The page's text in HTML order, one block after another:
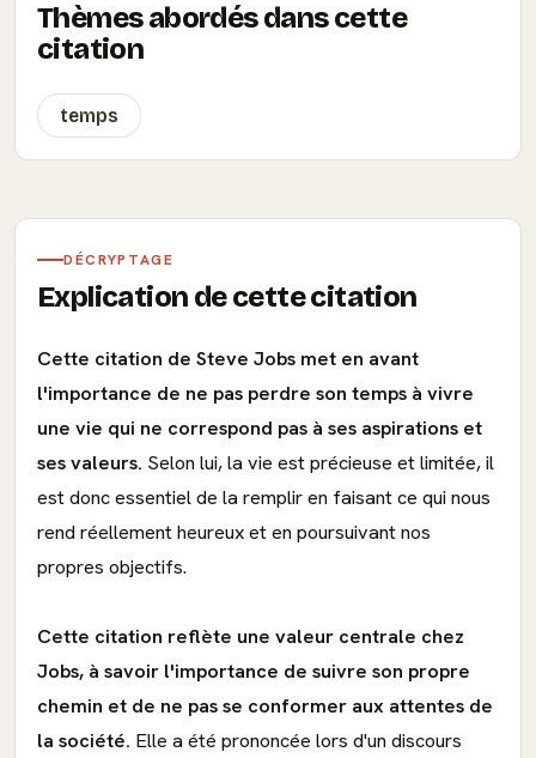
Thèmes abordés dans cette
citation
temps
DÉCRYPTAGE
Explication de cette citation
Cette citation de Steve Jobs met en avant
l'importance de ne pas perdre son temps à vivre
une vie qui ne correspond pas à ses aspirations et
ses valeurs. Selon lui, la vie est précieuse et limitée, il
est donc essentiel de la remplir en faisant ce qui nous
rend réellement heureux et en poursuivant nos
propres objectifs.
Cette citation reflète une valeur centrale chez
Jobs, à savoir l'importance de suivre son propre
chemin et de ne pas se conformer aux attentes de
la société. Elle a été prononcée lors d'un discours